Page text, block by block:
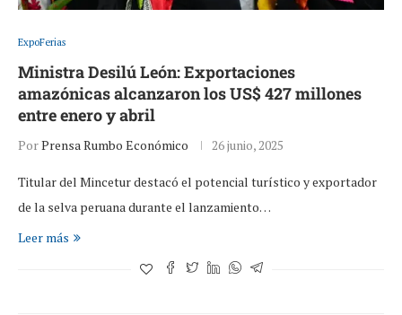
ExpoFerias
Ministra Desilú León: Exportaciones
amazónicas alcanzaron los US$ 427 millones
entre enero y abril
PorPrensa Rumbo Económico 26 junio, 2025
Titular del Mincetur destacó el potencial turístico y exportador
de la selva peruana durante el lanzamiento…
Leer más